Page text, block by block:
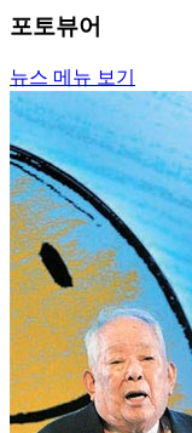
포토뷰어
뉴스 메뉴 보기